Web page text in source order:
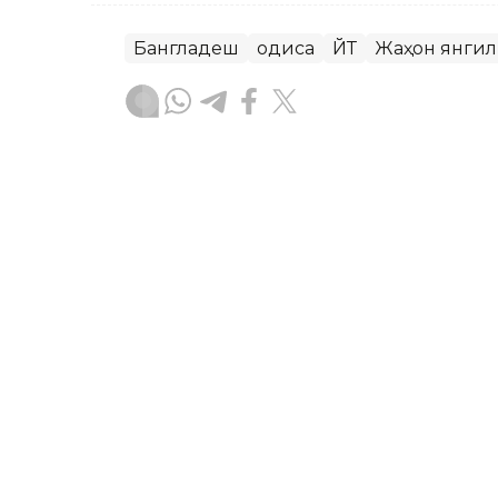
Бангладеш Ҳодиса ЙТҲ Жаҳон